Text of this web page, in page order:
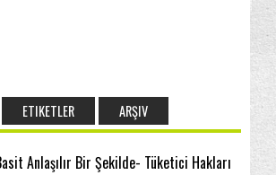
ETIKETLER ARŞIV
Anlaşılır Bir Şekilde- Tüketici Hakları